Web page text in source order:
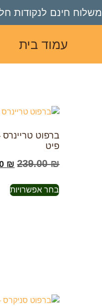
משלוח חינם לנקודות
עמוד בית
ברפוט טריינרס
פיט
239.00₪
₪
בחר אפשרויות